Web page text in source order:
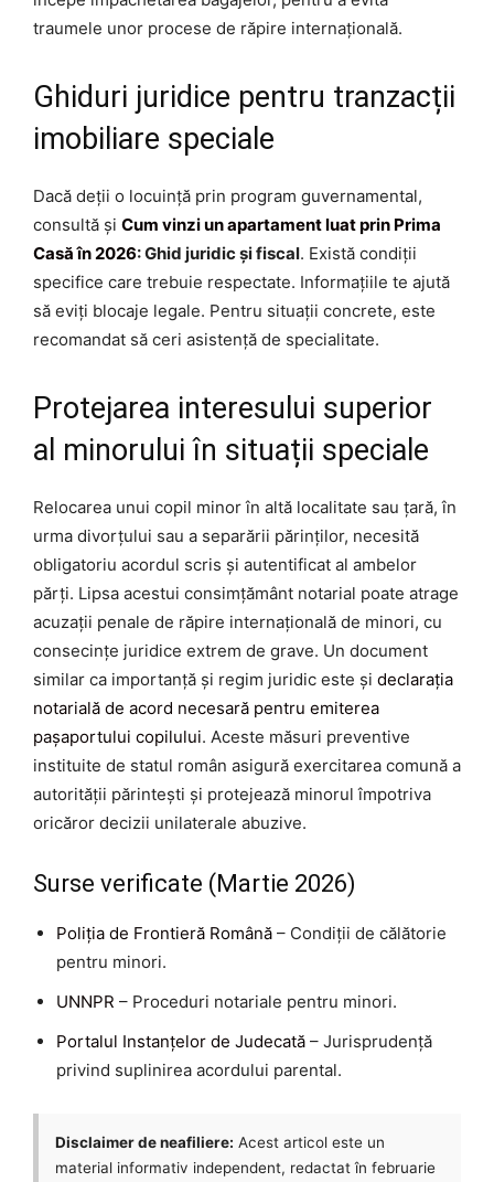
traumele unor procese de răpire internațională.
Ghiduri juridice pentru tranzacții
imobiliare speciale
Dacă deții o locuință prin program guvernamental,
consultă și Cum vinzi un apartament luat prin Prima
Casă în 2026: Ghid juridic și fiscal. Există condiții
specifice care trebuie respectate. Informațiile te ajută
să eviți blocaje legale. Pentru situații concrete, este
recomandat să ceri asistență de specialitate.
Protejarea interesului superior
al minorului în situații speciale
Relocarea unui copil minor în altă localitate sau țară, în
urma divorțului sau a separării părinților, necesită
obligatoriu acordul scris și autentificat al ambelor
părți. Lipsa acestui consimțământ notarial poate atrage
acuzații penale de răpire internațională de minori, cu
consecințe juridice extrem de grave. Un document
similar ca importanță și regim juridic este și declarația
notarială de acord necesară pentru emiterea
pașaportului copilului. Aceste măsuri preventive
instituite de statul român asigură exercitarea comună a
autorității părintești și protejează minorul împotriva
oricăror decizii unilaterale abuzive.
Surse verificate (Martie 2026)
Poliția de Frontieră Română – Condiții de călătorie
pentru minori.
UNNPR – Proceduri notariale pentru minori.
Portalul Instanțelor de Judecată – Jurisprudență
privind suplinirea acordului parental.
Disclaimer de neafiliere: Acest articol este un
material informativ independent, redactat în februarie